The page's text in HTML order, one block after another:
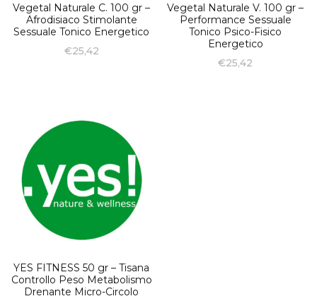
Vegetal Naturale C. 100 gr –
Afrodisiaco Stimolante
Sessuale Tonico Energetico
€25,42
Vegetal Naturale V. 100 gr –
Performance Sessuale
Tonico Psico-Fisico
Energetico
€25,42
YES FITNESS 50 gr – Tisana
Controllo Peso Metabolismo
Drenante Micro-Circolo